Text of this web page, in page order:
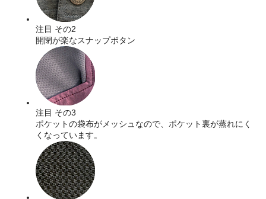
注目 その2
開閉が楽なスナップボタン
注目 その3
ポケットの袋布がメッシュなので、ポケット裏が蒸れにく
くなっています。